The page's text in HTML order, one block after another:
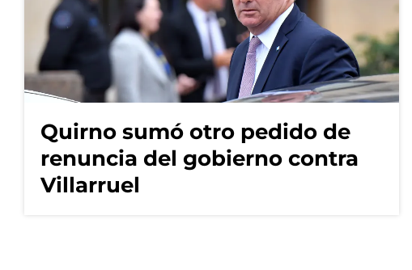
Quirno sumó otro pedido de
renuncia del gobierno contra
Villarruel